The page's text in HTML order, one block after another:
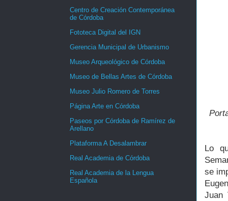
Lo
se
Juan
Centro de Creación Contemporánea
de Córdoba
Fototeca Digital del IGN
Gerencia Municipal de Urbanismo
Museo Arqueológico de Córdoba
Museo de Bellas Artes de Córdoba
Museo Julio Romero de Torres
Página Arte en Córdoba
Paseos por Córdoba de Ramírez de
Arellano
Plataforma A Desalambrar
Real Academia de Córdoba
Real Academia de la Lengua
Española